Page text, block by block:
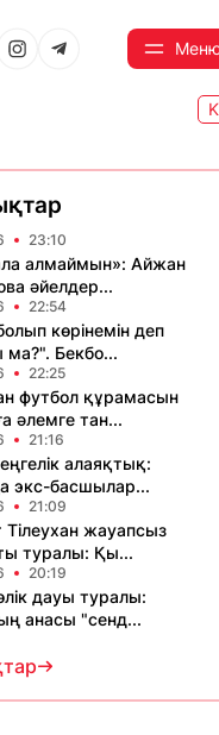
23:10
алмаймын»: Айжан
әйелдер...
22:54
көрінемін деп
Бекбо...
22:25
футбол құрамасын
әлемге тан...
21:16
алаяқтық:
экс-басшылар...
21:09
Тілеухан жауапсыз
туралы: Қы...
20:19
дауы туралы:
анасы "сенд...